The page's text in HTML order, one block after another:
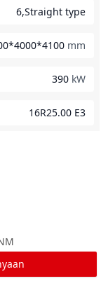
6,Straight type
mm
390 kW
16R25.00 E3